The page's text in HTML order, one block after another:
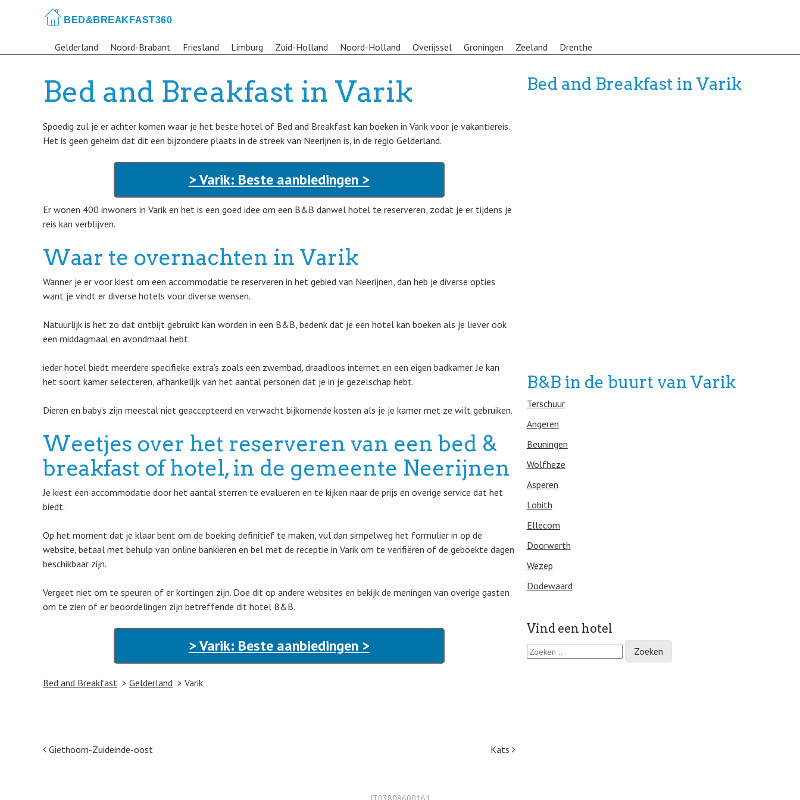
Gelderland Noord-Brabant Friesland Limburg Zuid-Holland Noord-Holland Overijssel Groningen Zeeland Drenthe
Bed and Breakfast in Varik
Spoedig zul je er achter komen waar je het beste hotel of Bed and Breakfast kan boeken in Varik voor je vakantiereis.
Het is geen geheim dat dit een bijzondere plaats in de streek van Neerijnen is, in de regio Gelderland.
> Varik: Beste aanbiedingen >
Er wonen 400 inwoners in Varik en het is een goed idee om een B&B danwel hotel te reserveren, zodat je er tijdens je
reis kan verblijven.
Waar te overnachten in Varik
Wanner je er voor kiest om een accommodatie te reserveren in het gebied van Neerijnen, dan heb je diverse opties
want je vindt er diverse hotels voor diverse wensen.
Natuurlijk is het zo dat ontbijt gebruikt kan worden in een B&B, bedenk dat je een hotel kan boeken als je liever ook
een middagmaal en avondmaal hebt.
ieder hotel biedt meerdere specifieke extra’s zoals een zwembad, draadloos internet en een eigen badkamer. Je kan
het soort kamer selecteren, afhankelijk van het aantal personen dat je in je gezelschap hebt.
Dieren en baby’s zijn meestal niet geaccepteerd en verwacht bijkomende kosten als je je kamer met ze wilt gebruiken.
Weetjes over het reserveren van een bed &
breakfast of hotel, in de gemeente Neerijnen
Je kiest een accommodatie door het aantal sterren te evalueren en te kijken naar de prijs en overige service dat het
biedt.
Op het moment dat je klaar bent om de boeking definitief te maken, vul dan simpelweg het formulier in op de
website, betaal met behulp van online bankieren en bel met de receptie in Varik om te verifiëren of de geboekte dagen
beschikbaar zijn.
Vergeet niet om te speuren of er kortingen zijn. Doe dit op andere websites en bekijk de meningen van overige gasten
om te zien of er beoordelingen zijn betreffende dit hotel B&B.
> Varik: Beste aanbiedingen >
Bed and Breakfast Gelderland Varik
Post navigation
Giethoorn-Zuideinde-oost Kats
Bed and Breakfast in Varik
B&B in de buurt van Varik
Terschuur
Angeren
Beuningen
Wolfheze
Asperen
Lobith
Ellecom
Doorwerth
Wezep
Dodewaard
Vind een hotel
Z
o